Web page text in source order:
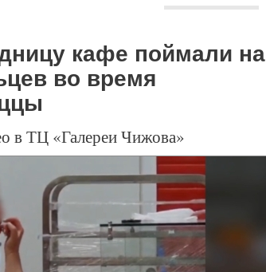
кафе поймали на
во время
в ТЦ «Галереи Чижова»